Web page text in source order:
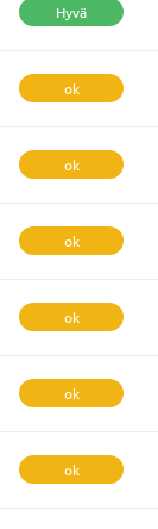
Hyvä
ok
ok
ok
ok
ok
ok